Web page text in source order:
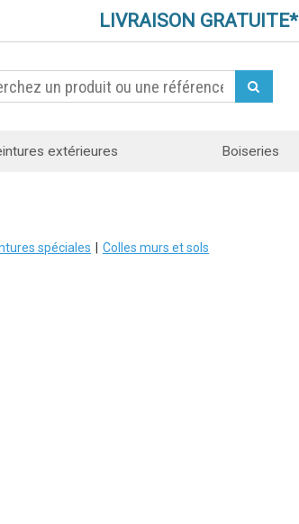
LIVRAISON GRATUITE*
extérieures Boiseries
spéciales Colles murs et sols